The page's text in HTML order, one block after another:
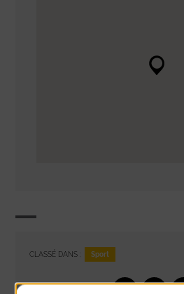
CLASSÉ DANS : Sport